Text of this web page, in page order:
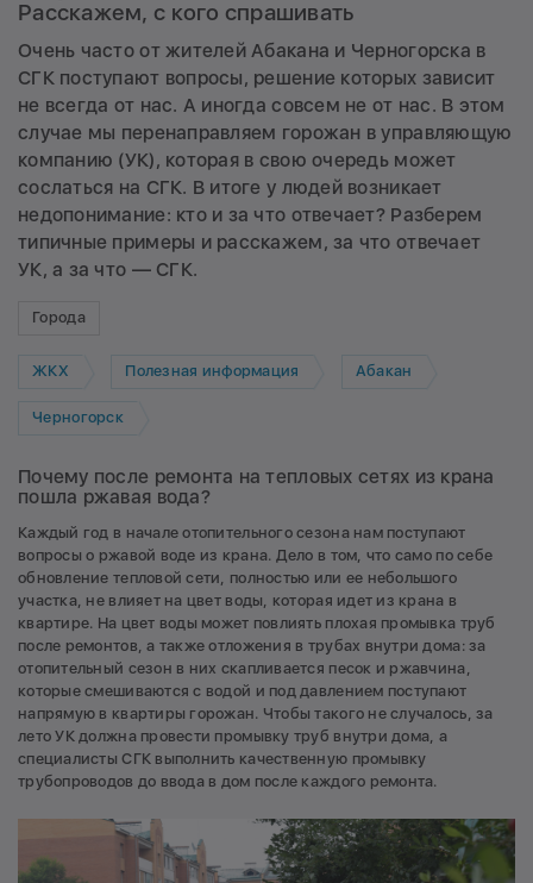
Расскажем, с кого спрашивать
Очень часто от жителей Абакана и Черногорска в
СГК поступают вопросы, решение которых зависит
не всегда от нас. А иногда совсем не от нас. В этом
случае мы перенаправляем горожан в управляющую
компанию (УК), которая в свою очередь может
сослаться на СГК. В итоге у людей возникает
недопонимание: кто и за что отвечает? Разберем
типичные примеры и расскажем, за что отвечает
УК, а за что — СГК.
Города
ЖКХ Полезная информация Абакан
Черногорск
Почему после ремонта на тепловых сетях из крана
пошла ржавая вода?
Каждый год в начале отопительного сезона нам поступают
вопросы о ржавой воде из крана. Дело в том, что само по себе
обновление тепловой сети, полностью или ее небольшого
участка, не влияет на цвет воды, которая идет из крана в
квартире. На цвет воды может повлиять плохая промывка труб
после ремонтов, а также отложения в трубах внутри дома: за
отопительный сезон в них скапливается песок и ржавчина,
которые смешиваются с водой и под давлением поступают
напрямую в квартиры горожан. Чтобы такого не случалось, за
лето УК должна провести промывку труб внутри дома, а
специалисты СГК выполнить качественную промывку
трубопроводов до ввода в дом после каждого ремонта.